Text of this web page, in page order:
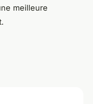
meilleure